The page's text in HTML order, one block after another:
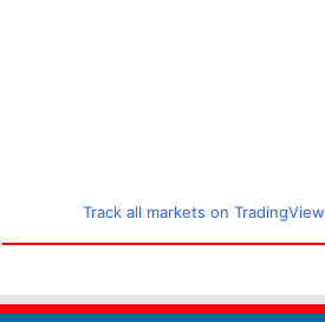
Track all markets on TradingView